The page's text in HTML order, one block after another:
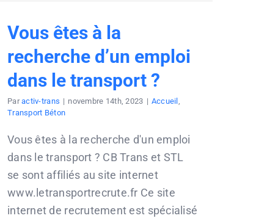
Vous êtes à la
recherche d’un emploi
dans le transport ?
Paractiv-trans | novembre 14th, 2023 | Accueil ,
Transport Béton
Vous êtes à la recherche d'un emploi
dans le transport ? CB Trans et STL
se sont affiliés au site internet
www.letransportrecrute.fr Ce site
internet de recrutement est spécialisé